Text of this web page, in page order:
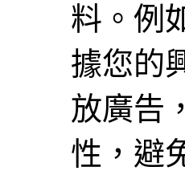
料。例
據您的
放廣告
性，避